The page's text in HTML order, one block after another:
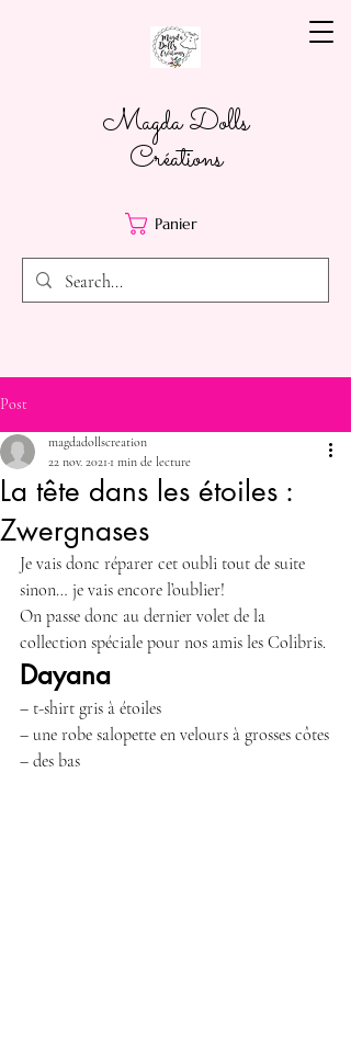
Magda Dolls
Créations
Panier
Post
La tête dans les étoiles :
Zwergnases
magdadollscreation
22 nov. 2021 1 min de lecture
Je vais donc réparer cet oubli tout de suite
sinon… je vais encore l’oublier!
On passe donc au dernier volet de la
collection spéciale pour nos amis les Colibris.
Dayana
– t-shirt gris à étoiles
– une robe salopette en velours à grosses côtes
– des bas